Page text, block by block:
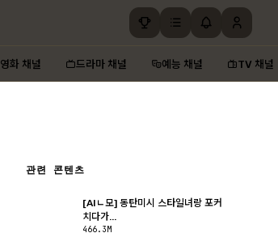
영화 채널 드라마 채널 예능 채널 TV 채널
관련 콘텐츠
[AIㄴ모] 동탄미시 스타일녀랑 포커
치다가...
466.3M